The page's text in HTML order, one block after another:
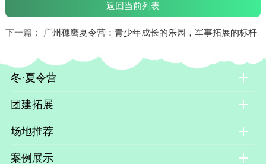
返回当前列表
下一篇： 广州穗鹰夏令营：青少年成长的乐园，军事拓展的标杆
冬·夏令营
团建拓展
场地推荐
案例展示